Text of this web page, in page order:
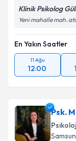
Klinik Psikolog
Yeni mahalle mah.
En Yakın Saatler
11 Ağu
12:00
Psk.
Samsun